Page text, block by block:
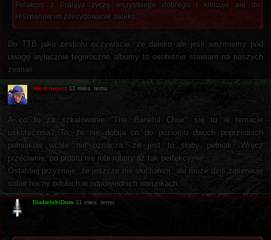
Polakom z Pralaya życzę wszystkiego dobrego i kibicuje ale do
Hiszpanów im zdecydowanie daleko.
Do TTB jako zespołu oczywiście, że daleko ale jeśli weźmiemy pod
uwagę wyłącznie tegoroczne albumy to osobiście stawiam na naszych
ziomali.
Wędrowycz 11 mies. temu
A co to za szkalowanie "The Baneful Choir" się tu w temacie
uskutecznia? To, że nie dobija on do poziomu dwóch poprzednich
pełniaków wcale nie oznacza, że jest to słaby pełniak. Wręcz
przeciwnie, po prostu nie robi roboty aż tak perfekcyjnie.
Ostatniej przyznaję, że jeszcze nie słuchałem, ale może dziś zaserwuję
sobie nocny odsłuch w odpowiednich warunkach.
DiabelskiDom 11 mies. temu